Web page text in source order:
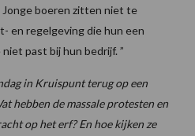
Jonge boeren zitten niet te
en regelgeving die hun een
past bij hun bedrijf. ”
in Kruispunt terug op een
hebben de massale protesten en
op het erf? En hoe kijken ze